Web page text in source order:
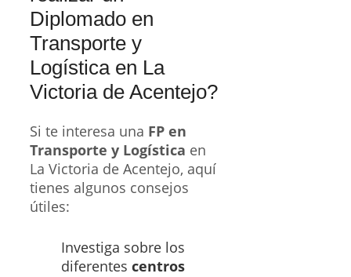
Diplomado en
Transporte y
Logística en La
Victoria de Acentejo?
Si te interesa una FP en
Transporte y Logística en
La Victoria de Acentejo, aquí
tienes algunos consejos
útiles:
Investiga sobre los
diferentes centros